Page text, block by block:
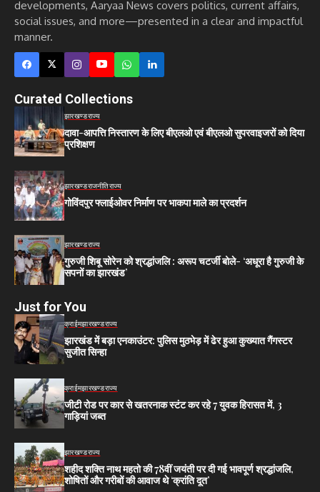
developments, Aaryaa News covers politics, current affairs,
social issues, and more—presented in a clear and impactful
manner.
Curated Collections
झारखण्डराज्य
दावा-आपत्ति निस्तारण के लिए बीएलओ एवं बीएलओ सुपरवाइजरों को दिया
प्रशिक्षण
झारखण्डराजनीतिराज्य
गोविंदपुर फ्लाईओवर निर्माण पर भाकपा माले का प्रदर्शन
झारखण्डराज्य
गुरुजी शिबू सोरेन को श्रद्धांजलि : अरूप चटर्जी बोले- ‘अधूरा है गुरुजी के
सपनों का झारखंड’
Just for You
क्राईमझारखण्डराज्य
झारखंड में बड़ा एनकाउंटर: पुलिस मुठभेड़ में ढेर हुआ कुख्यात गैंगस्टर
सुजीत सिन्हा
क्राईमझारखण्डराज्य
जीटी रोड पर कार से खतरनाक स्टंट कर रहे 7 युवक हिरासत में, 3
गाड़ियां जब्त
झारखण्डराज्य
शहीद शक्ति नाथ महतो की 78वीं जयंती पर दी गई भावपूर्ण श्रद्धांजलि,
शोषितों और गरीबों की आवाज थे ‘क्रांति दूत’